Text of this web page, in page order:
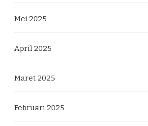
Mei 2025
April 2025
Maret 2025
Februari 2025